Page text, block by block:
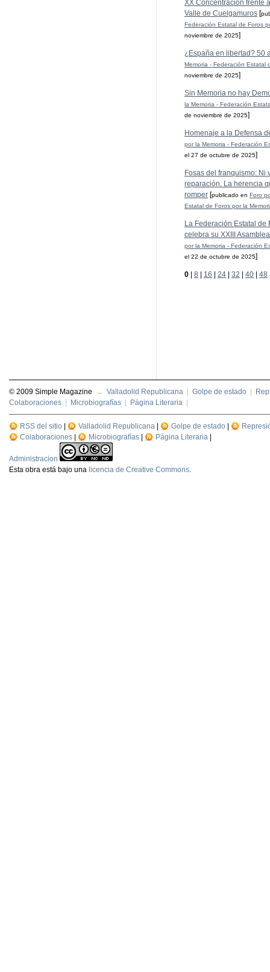
XX Concentración frente
Valle de Cuelgamuros [
Federación Estatal de Foros
noviembre de 2025]
¿España en libertad? 50
Memoria - Federación Estatal
noviembre de 2025]
Sin Memoria no hay
la Memoria - Federación
de noviembre de 2025]
Homenaje a la Defensa
por la Memoria - Federación
el 27 de octubre de 2025]
Fosas del franquismo: Ni
reparación. La herencia
romper [publicado en Foro
Estatal de Foros por la
La Federación Estatal de
celebra su XXIII
por la Memoria - Federación
el 22 de octubre de 2025]
0 8 16 24 32 40 48
© 2009 Simple Magazine → Valladolid Republicana Golpe de estado
Colaboraciones
Microbiografías Página Literaria
RSS del sitio Valladolid Republicana Golpe de estado
Colaboraciones
Microbiografías Página Literaria
Administracion
Esta obra está bajo una licencia de Creative Commons.